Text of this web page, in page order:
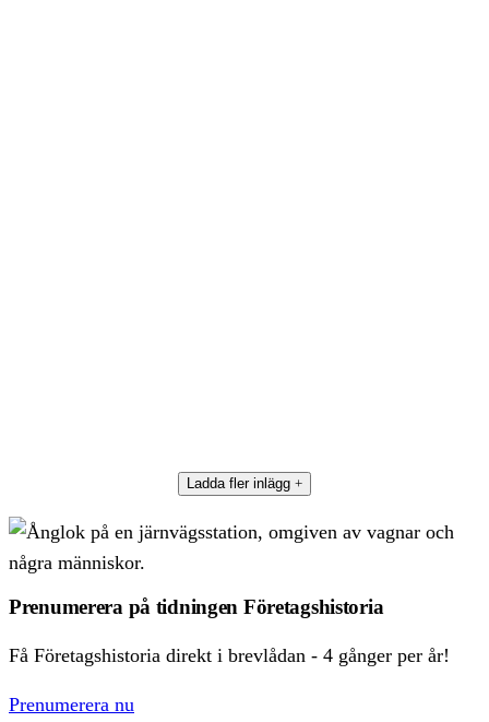
Ladda fler inlägg
Prenumerera på tidningen Företagshistoria
Få Företagshistoria direkt i brevlådan - 4 gånger per år!
Prenumerera nu